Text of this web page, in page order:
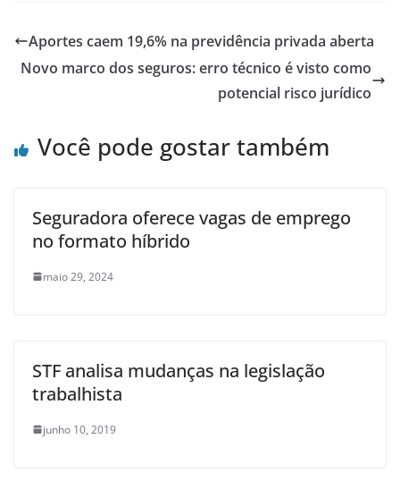
Aportes caem 19,6% na previdência privada aberta
Novo marco dos seguros: erro técnico é visto como
potencial risco jurídico
Você pode gostar também
Seguradora oferece vagas de emprego
no formato híbrido
maio 29, 2024
STF analisa mudanças na legislação
trabalhista
junho 10, 2019